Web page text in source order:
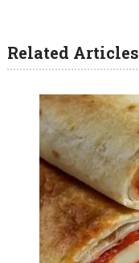
Related Articles